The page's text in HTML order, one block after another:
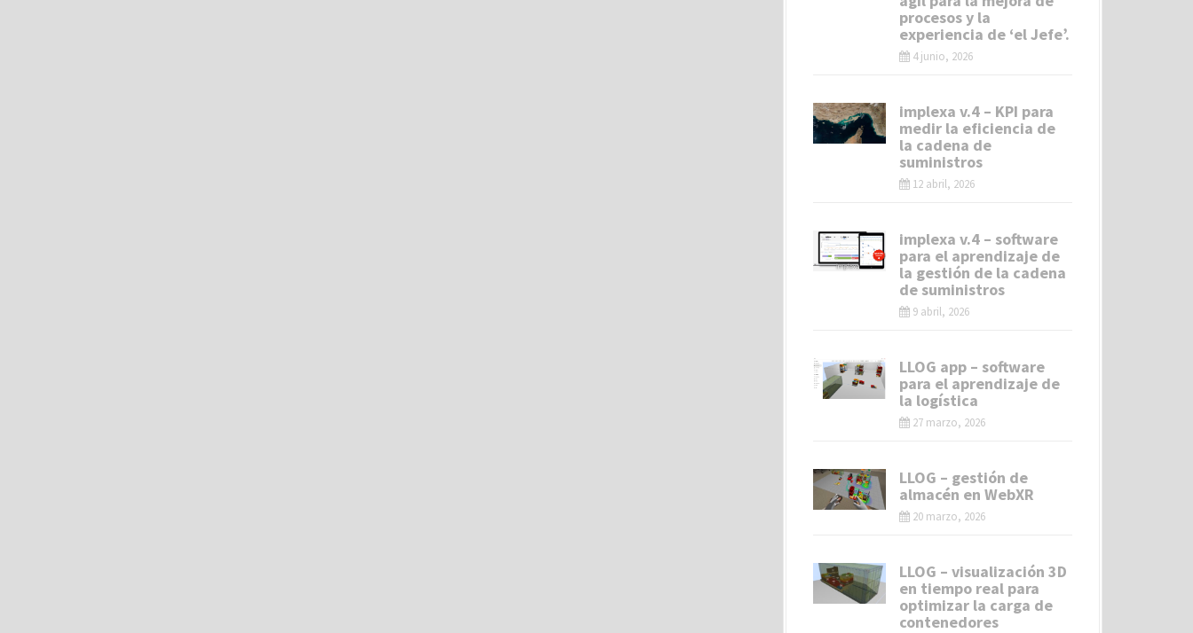
procesos y la
experiencia de ‘el Jefe’.
4 junio, 2026
implexa v.4 – KPI para
medir la eficiencia de
la cadena de
suministros
12 abril, 2026
implexa v.4 – software
para el aprendizaje de
la gestión de la cadena
de suministros
9 abril, 2026
LLOG app – software
para el aprendizaje de
la logística
27 marzo, 2026
LLOG – gestión de
almacén en WebXR
20 marzo, 2026
LLOG – visualización 3D
en tiempo real para
optimizar la carga de
contenedores